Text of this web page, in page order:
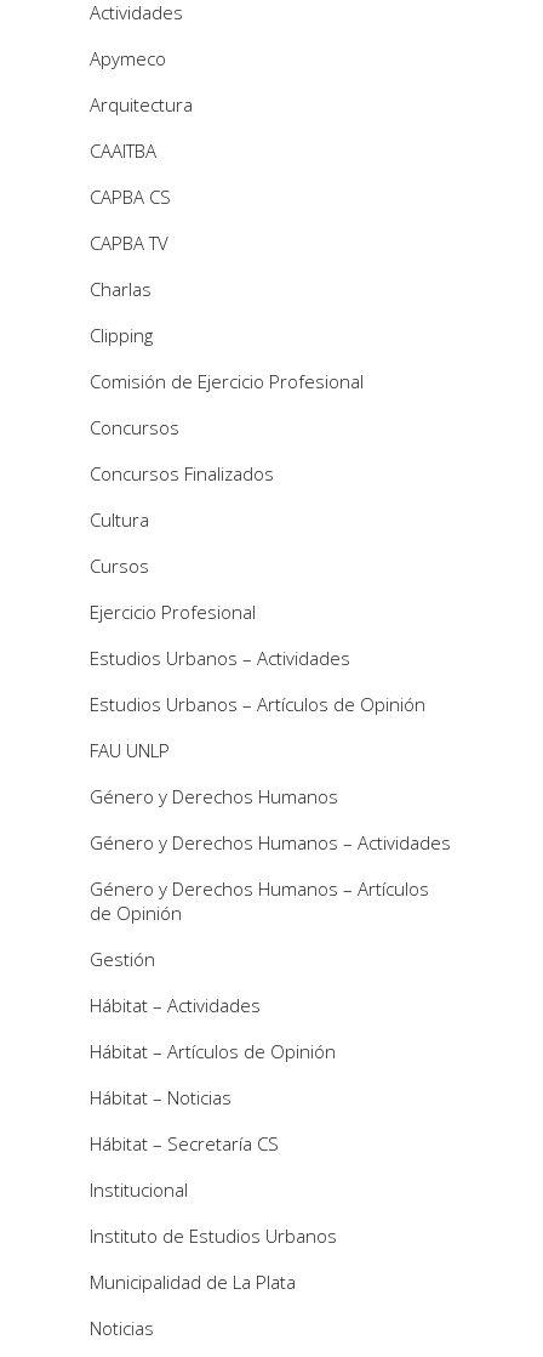
Actividades
Apymeco
Arquitectura
CAAITBA
CAPBA CS
CAPBA TV
Charlas
Clipping
Comisión de Ejercicio Profesional
Concursos
Concursos Finalizados
Cultura
Cursos
Ejercicio Profesional
Estudios Urbanos – Actividades
Estudios Urbanos – Artículos de Opinión
FAU UNLP
Género y Derechos Humanos
Género y Derechos Humanos – Actividades
Género y Derechos Humanos – Artículos
de Opinión
Gestión
Hábitat – Actividades
Hábitat – Artículos de Opinión
Hábitat – Noticias
Hábitat – Secretaría CS
Institucional
Instituto de Estudios Urbanos
Municipalidad de La Plata
Noticias